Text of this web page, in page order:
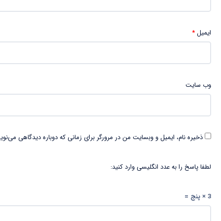
ایمیل*
وب‌ سایت
ذخیره نام، ایمیل و وبسایت من در مرورگر برای زمانی که دوباره دیدگاهی
لطفا پاسخ را به عدد انگلیسی وارد کنید:
3 × پنج =